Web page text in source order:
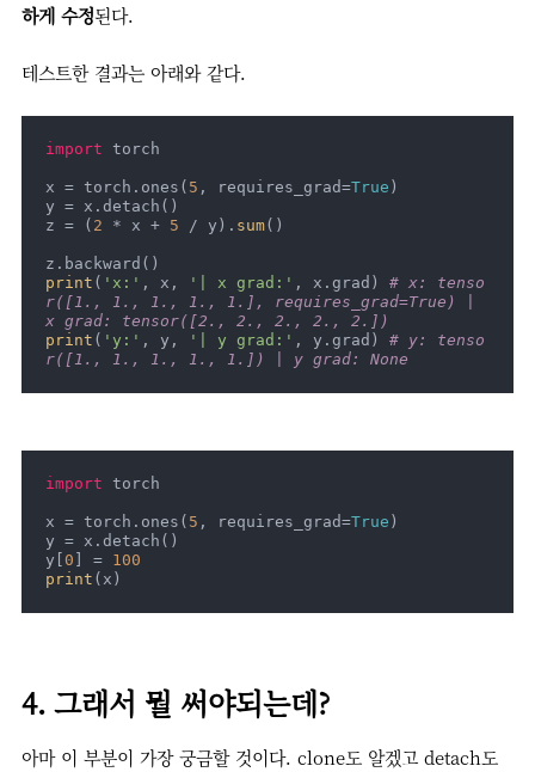
하게 수정된다.
테스트한 결과는 아래와 같다.
import torch
x = torch.ones( 5 , requires_grad=True )
y = x.detach()
z = ( 2 * x + 5 / y). sum()
print ( 'x:' , x, '| x grad:' , x.grad) # x: tenso
r([1., 1., 1., 1., 1.], requires_grad=True) |
x grad: tensor([2., 2., 2., 2., 2.])
print ( 'y:' , y, '| y grad:' , y.grad) # y: tenso
r([1., 1., 1., 1., 1.]) | y grad: None
import torch
x = torch.ones( 5 , requires_grad=True )
y = x.detach()
y[ 0 ] = 100
print (x)
4. 그래서 뭘 써야되는데?
아마 이 부분이 가장 궁금할 것이다. clone도 알겠고 detach도